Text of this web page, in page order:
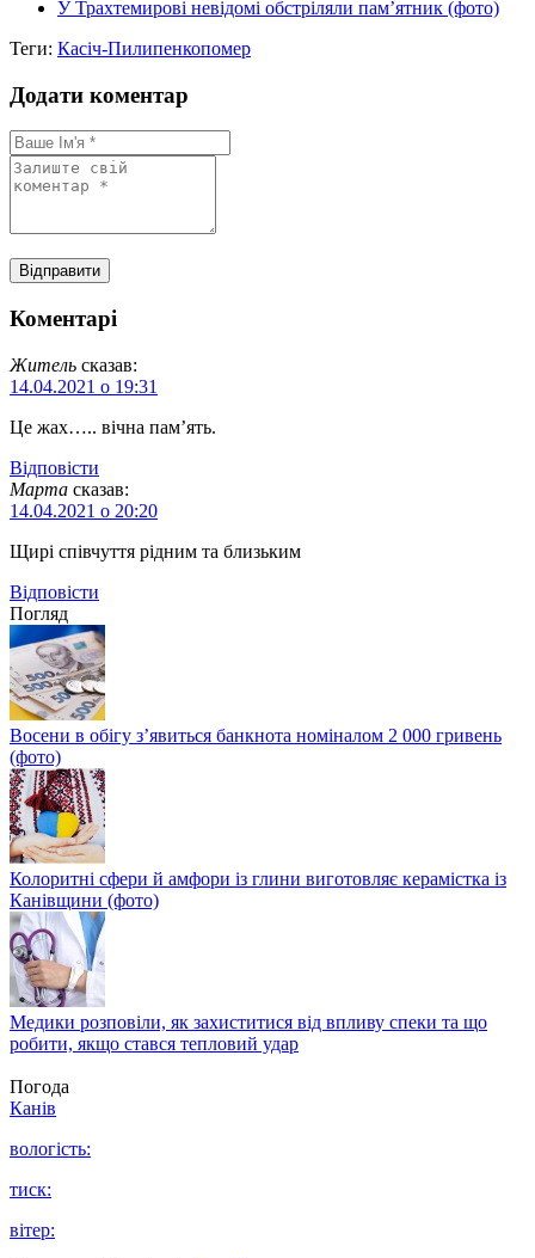
У Трахтемирові невідомі обстріляли пам’ятник (фото)
Теги: Касіч-Пилипенкопомер
Додати коментар
Коментарі
Житель сказав:
14.04.2021 о 19:31
Це жах….. вічна пам’ять.
Відповіcти
Марта сказав:
14.04.2021 о 20:20
Щирі співчуття рідним та близьким
Відповіcти
Погляд
Восени в обігу з’явиться банкнота номіналом 2 000 гривень
(фото)
Колоритні сфери й амфори із глини виготовляє керамістка із
Канівщини (фото)
Медики розповіли, як захиститися від впливу спеки та що
робити, якщо стався тепловий удар
Погода
Канів
вологість:
тиск:
вітер: